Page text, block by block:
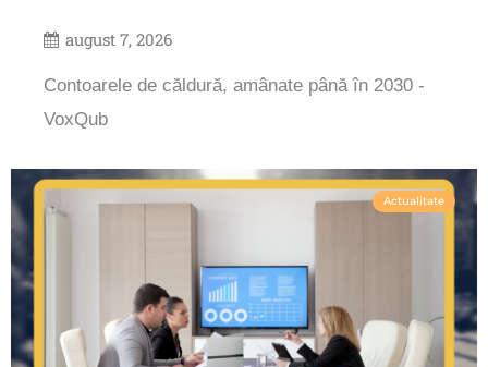
august 7, 2026
Contoarele de căldură, amânate până în 2030 -
VoxQub
Actualitate